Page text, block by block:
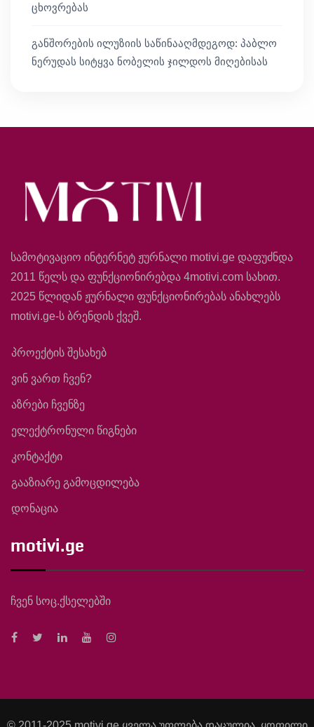
ცხოვრებას
განშორების ილუზიის საწინააღმდეგოდ: პაბლო
ნერუდას სიტყვა ნობელის ჯილდოს მიღებისას
სამოტივაციო ინტერნეტ ჟურნალი motivi.ge დაფუძნდა
2011 წელს და ფუნქციონირებდა 4motivi.com სახით.
2025 წლიდან ჟურნალი ფუნქციონირებას ანახლებს
motivi.ge-ს ბრენდის ქვეშ.
პროექტის შესახებ
ვინ ვართ ჩვენ?
აზრები ჩვენზე
ელექტრონული წიგნები
კონტაქტი
გააზიარე გამოცდილება
დონაცია
motivi.ge
ჩვენ სოც.ქსელებში